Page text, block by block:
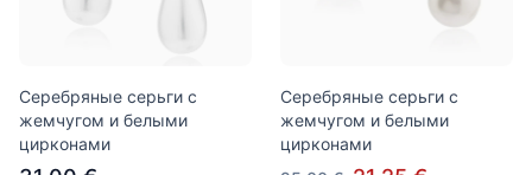
Серебряные серьги с
жемчугом и белыми
цирконами
Серебряные серьги с
жемчугом и белыми
цирконами